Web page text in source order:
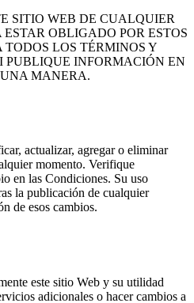
SITIO WEB DE CUALQUIER
OBLIGADO POR ESTOS
TODOS LOS TÉRMINOS Y
PUBLIQUE INFORMACIÓN EN
MANERA.
actualizar, agregar o eliminar
momento. Verifique
en las Condiciones. Su uso
la publicación de cualquier
de esos cambios.
este sitio Web y su utilidad
adicionales o hacer cambios a